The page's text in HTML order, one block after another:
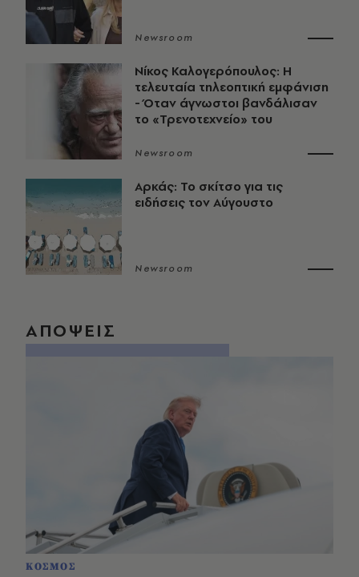
Newsroom
Νίκος Καλογερόπουλος: Η
τελευταία τηλεοπτική εμφάνιση
- Όταν άγνωστοι βανδάλισαν
το «Τρενοτεχνείο» του
Newsroom
Αρκάς: Το σκίτσο για τις
ειδήσεις τον Αύγουστο
Newsroom
ΑΠΟΨΕΙΣ
ΚΟΣΜΟΣ